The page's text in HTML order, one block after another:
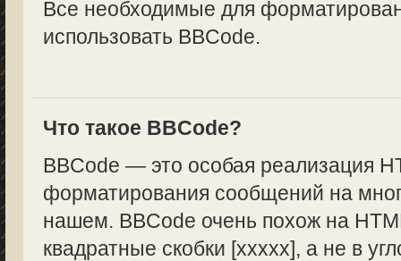
Все необходимые для
использовать BBCode.
Что такое BBCode?
BBCode — это особая реализация
форматирования сообщений на
нашем. BBCode очень похож на
квадратные скобки [xxxxx], а не в